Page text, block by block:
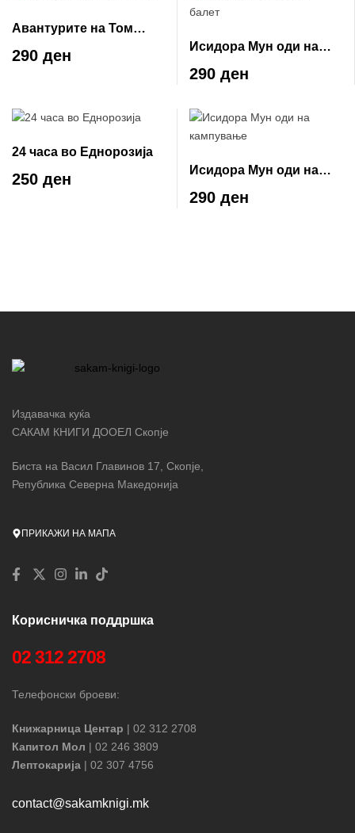
Авантурите на Том
Соер
290 ден
Исидора Мун оди на
балет
290 ден
24 часа во Еднорозија
250 ден
Исидора Мун оди на
кампување
290 ден
Издавачка куќа
САКАМ КНИГИ ДООЕЛ Скопје
Биста на Васил Главинов 17, Скопје,
Република Северна Македонија
ПРИКАЖИ НА МАПА
Корисничка поддршка
02 312 2708
Телефонски броеви:
Книжарница Центар | 02 312 2708
Капитол Мол | 02 246 3809
Лептокарија | 02 307 4756
contact@sakamknigi.mk